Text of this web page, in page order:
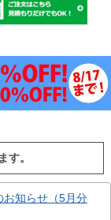
す。
お知らせ（5月分